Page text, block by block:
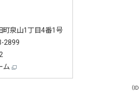
町泉山1丁目4番1号
2899
ム
（